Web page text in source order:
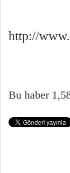
http://
Bu haber